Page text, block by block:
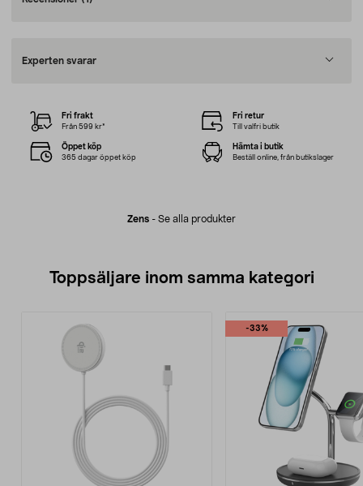
Experten svarar
Zens - Se alla produkter
Fri frakt
Från 599 kr*
Fri retur
Till valfri butik
Öppet köp
365 dagar öppet köp
Hämta i butik
Beställ online, från butikslager
Toppsäljare inom samma kategori
-33%